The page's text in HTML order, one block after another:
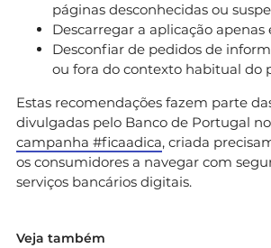
páginas desconhecidas ou
Descarregar a aplicação apenas
Desconfiar de pedidos de
ou fora do contexto habitual do
Estas recomendações fazem parte
divulgadas pelo Banco de Portugal
campanha #ficaadica, criada
os consumidores a navegar com
serviços bancários digitais.
Veja também